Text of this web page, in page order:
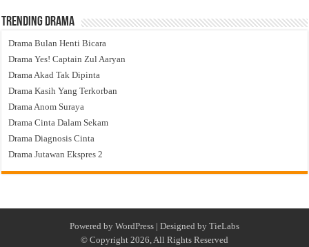
Trending Drama
Drama Bulan Henti Bicara
Drama Yes! Captain Zul Aaryan
Drama Akad Tak Dipinta
Drama Kasih Yang Terkorban
Drama Anom Suraya
Drama Cinta Dalam Sekam
Drama Diagnosis Cinta
Drama Jutawan Ekspres 2
Powered by WordPress | Designed by TieLabs
© Copyright 2026, All Rights Reserved